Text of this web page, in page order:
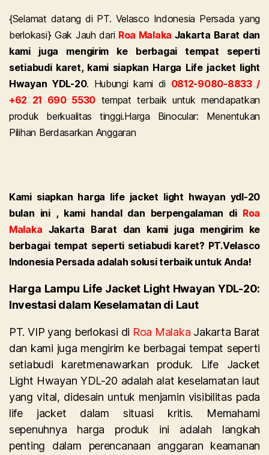
{Selamat datang di PT. Velasco Indonesia Persada yang
berlokasi} Gak Jauh dari Roa Malaka Jakarta Barat dan
kami juga mengirim ke berbagai tempat seperti
setiabudi karet, kami siapkan Harga Life jacket light
Hwayan YDL-20. Hubungi kami di 0812-9080-8833 /
+62 21 690 5530 tempat terbaik untuk mendapatkan
produk berkualitas tinggi.Harga Binocular: Menentukan
Pilihan Berdasarkan Anggaran
Kami siapkan harga life jacket light hwayan ydl-20
bulan ini , kami handal dan berpengalaman di Roa
Malaka Jakarta Barat dan kami juga mengirim ke
berbagai tempat seperti setiabudi karet? PT.Velasco
Indonesia Persada adalah solusi terbaik untuk Anda!
Harga Lampu Life Jacket Light Hwayan YDL-20:
Investasi dalam Keselamatan di Laut
PT. VIP yang berlokasi di Roa Malaka Jakarta Barat
dan kami juga mengirim ke berbagai tempat seperti
setiabudi karetmenawarkan produk. Life Jacket
Light Hwayan YDL-20 adalah alat keselamatan laut
yang vital, didesain untuk menjamin visibilitas pada
life jacket dalam situasi kritis. Memahami
sepenuhnya harga produk ini adalah langkah
penting dalam perencanaan anggaran keamanan